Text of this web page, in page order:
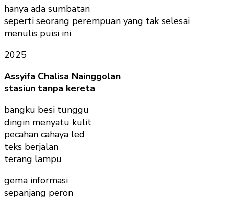
hanya ada sumbatan
seperti seorang perempuan yang tak selesai
menulis puisi ini
2025
Assyifa Chalisa Nainggolan
stasiun tanpa kereta
bangku besi tunggu
dingin menyatu kulit
pecahan cahaya led
teks berjalan
terang lampu
gema informasi
sepanjang peron